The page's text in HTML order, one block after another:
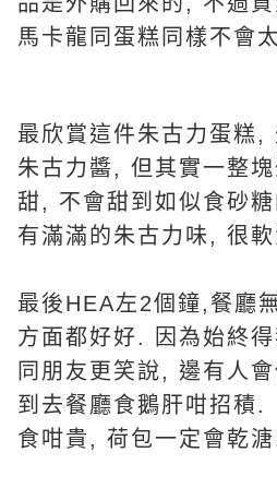
馬卡龍同蛋糕同樣不會
最欣賞這件朱古力蛋糕,
朱古力醬, 但其實一整
甜, 不會甜到如似食砂
有滿滿的朱古力味, 很軟
最後HEA左2個鐘,餐廳
方面都好好. 因為始終
同朋友更笑說, 邊有人
到去餐廳食鵝肝咁招積
食咁貴, 荷包一定會乾溏